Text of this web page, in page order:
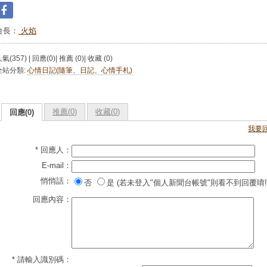
長： 火焰
氣(357) | 回應(0)| 推薦 (0)| 收藏 (0)
站分類: 心情日記(隨筆、日記、心情手札)
回應(0) 推薦(0) 收藏(0)
我要
* 回應人：
E-mail：
悄悄話：
否
是 (若未登入"個人新聞台帳號"則看不到回覆唷
回應內容：
* 請輸入識別碼：